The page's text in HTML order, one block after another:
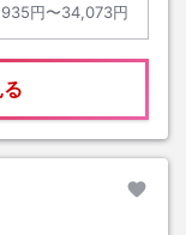
円〜34,073円